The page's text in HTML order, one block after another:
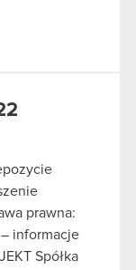
prawna:
informacje
Spółka